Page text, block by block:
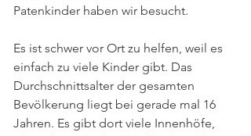
Patenkinder haben wir besucht.
Es ist schwer vor Ort zu helfen, weil es
einfach zu viele Kinder gibt. Das
Durchschnittsalter der gesamten
Bevölkerung liegt bei gerade mal 16
Jahren. Es gibt dort viele Innenhöfe,